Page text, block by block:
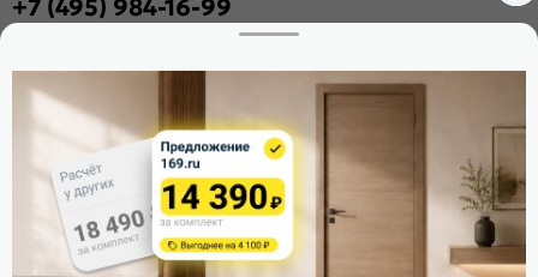
+7 (495) 984-16-99
Поделиться
Оцените магазин